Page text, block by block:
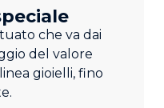
che va dai
del valore
gioielli, fino